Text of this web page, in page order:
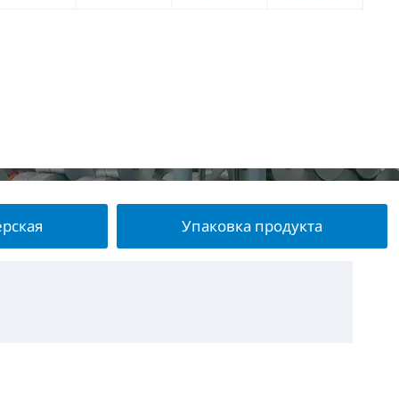
Упаковка продукта